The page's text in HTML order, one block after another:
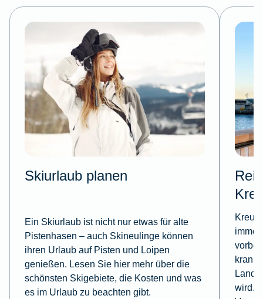
Skiurlaub planen
Ein Skiurlaub ist nicht nur etwas für alte
Pistenhasen – auch Skineulinge können
ihren Urlaub auf Pisten und Loipen
genießen. Lesen Sie hier mehr über die
schönsten Skigebiete, die Kosten und was
es im Urlaub zu beachten gibt.
krank
wird.